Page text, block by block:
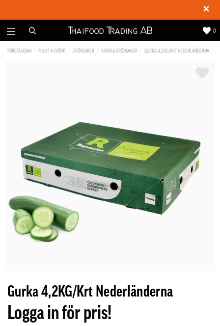
✕
0
FÖRSTASIDAN FRUKT & GRÖNT GRÖNSAKER FÄRSKA GRÖNSAKER GURKA 4,2KG/KRT NEDERLÄNDERNA
Gurka 4,2KG/Krt Nederländerna
Logga in för pris!